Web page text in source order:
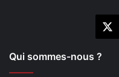
Qui sommes-nous ?